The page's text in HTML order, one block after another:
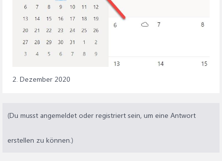
2. Dezember 2020
(Du musst angemeldet oder registriert sein, um eine Antwort
erstellen zu können.)